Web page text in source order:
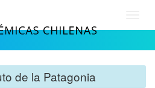
de la Patagonia